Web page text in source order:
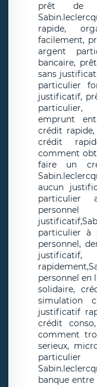
prêt de
rapide,
facilement,
argent
bancaire,
sans
particulier
justificatif,
particulier,
emprunt
crédit
crédit
comment
faire un
aucun
particulier
particulier à
personnel,
personnel en
solidaire,
simulation
justificatif
crédit
comment
serieux,
banque